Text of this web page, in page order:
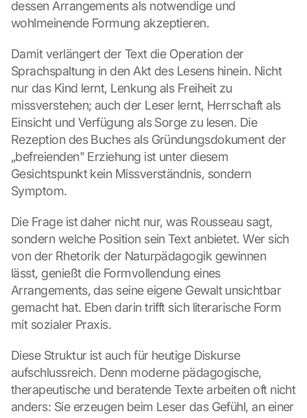
dessen Arrangements als notwendige und
wohlmeinende Formung akzeptieren.
Damit verlängert der Text die Operation der
Sprachspaltung in den Akt des Lesens hinein. Nicht
nur das Kind lernt, Lenkung als Freiheit zu
missverstehen; auch der Leser lernt, Herrschaft als
Einsicht und Verfügung als Sorge zu lesen. Die
Rezeption des Buches als Gründungsdokument der
„befreienden" Erziehung ist unter diesem
Gesichtspunkt kein Missverständnis, sondern
Symptom.
Die Frage ist daher nicht nur, was Rousseau sagt,
sondern welche Position sein Text anbietet. Wer sich
von der Rhetorik der Naturpädagogik gewinnen
lässt, genießt die Formvollendung eines
Arrangements, das seine eigene Gewalt unsichtbar
gemacht hat. Eben darin trifft sich literarische Form
mit sozialer Praxis.
Diese Struktur ist auch für heutige Diskurse
aufschlussreich. Denn moderne pädagogische,
therapeutische und beratende Texte arbeiten oft nicht
anders: Sie erzeugen beim Leser das Gefühl, an einer